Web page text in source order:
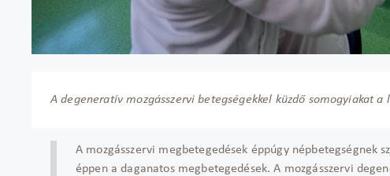
A degeneratív mozgásszervi betegségekkel küzdő somogyiakat
A mozgásszervi megbetegedések éppúgy népbetegségnek
éppen a daganatos megbetegedések. A mozgásszervi